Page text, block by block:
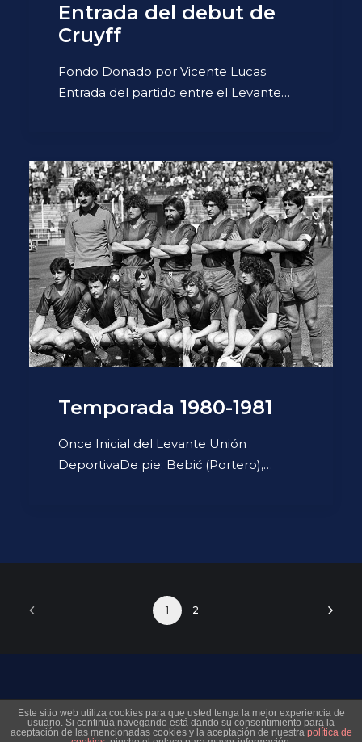
Entrada del debut de
Cruyff
Fondo Donado por Vicente Lucas
Entrada del partido entre el Levante…
Temporada 1980-1981
Once Inicial del Levante Unión
DeportivaDe pie: Bebić (Portero),…
1 2
© 2026 Museo Virtual Levante UD. All rights reserved
Este sitio web utiliza cookies para que usted tenga la mejor experiencia de
usuario. Si continúa navegando está dando su consentimiento para la
aceptación de las mencionadas cookies y la aceptación de nuestra política de